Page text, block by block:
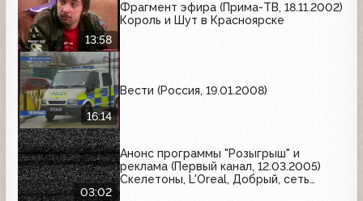
13:58
Фрагмент эфира (Прима-ТВ, 18.11.2002)
Король и Шут в Красноярске
16:14
Вести (Россия, 19.01.2008)
03:02
Анонс программы "Розыгрыш" и
реклама (Первый канал, 12.03.2005)
Скелетоны, L'Oreal, Добрый, сеть